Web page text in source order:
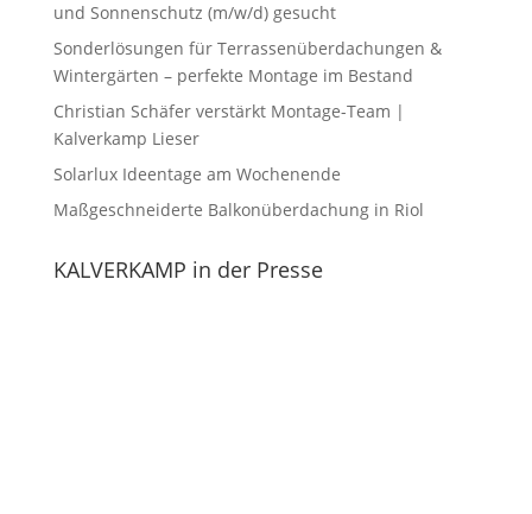
und Sonnenschutz (m/w/d) gesucht
Sonderlösungen für Terrassenüberdachungen &
Wintergärten – perfekte Montage im Bestand
Christian Schäfer verstärkt Montage-Team |
Kalverkamp Lieser
Solarlux Ideentage am Wochenende
Maßgeschneiderte Balkonüberdachung in Riol
KALVERKAMP in der Presse